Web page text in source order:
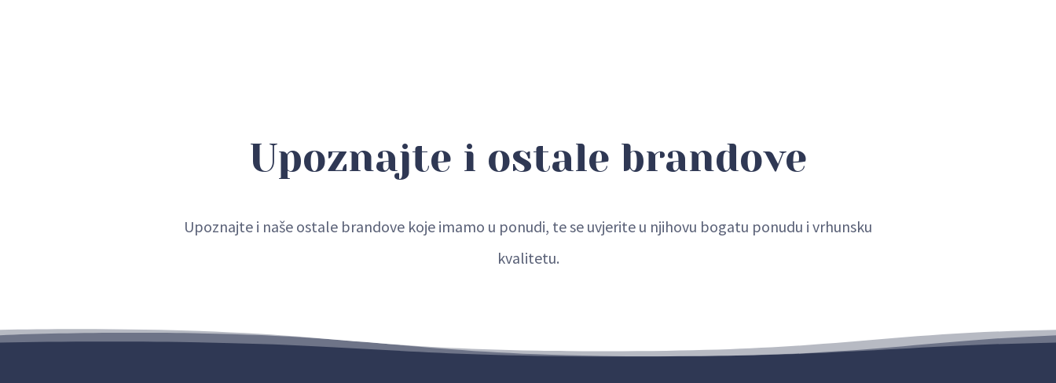
Upoznajte i ostale brandove
Upoznajte i naše ostale brandove koje imamo u ponudi, te se uvjerite u njihovu bogatu ponudu i vrhunsku
kvalitetu.